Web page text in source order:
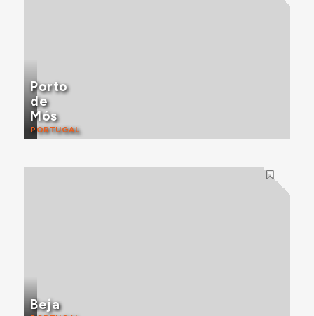
Porto
de
Mós
PORTUGAL
Beja